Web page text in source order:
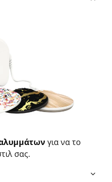
για να το
σας.